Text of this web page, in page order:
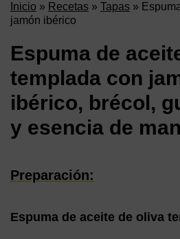
Inicio » Recetas » Tapas »
jamón ibérico
Espuma de
templada con
ibérico, brécol,
y esencia de
Preparación:
Espuma de aceite de oliva